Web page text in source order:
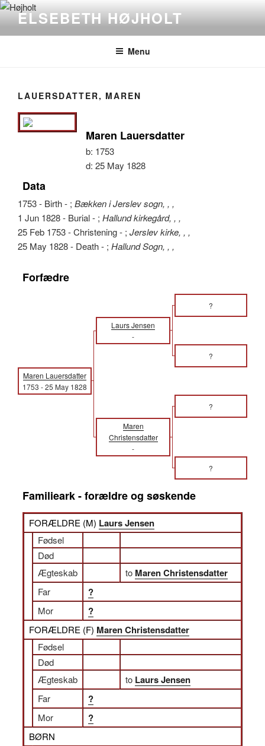
Videre
indhold
ELSEBETH HØJHOLT
Menu
LAUERSDATTER, MAREN
Maren Lauersdatter
b: 1753
d: 25 May 1828
Data
1753 - Birth - ; Bækken i Jerslev sogn, , ,
1 Jun 1828 - Burial - ; Hallund kirkegård, , ,
25 Feb 1753 - Christening - ; Jerslev kirke, , ,
25 May 1828 - Death - ; Hallund Sogn, , ,
Forfædre
?
Laurs Jensen
-
?
Maren Lauersdatter
1753 -25 May 1828
?
Maren
Christensdatter
-
?
Familieark - forældre og søskende
FORÆLDRE (M) Laurs Jensen
Fødsel
Død
Ægteskab
to Maren Christensdatter
Far ?
Mor ?
FORÆLDRE (F) Maren Christensdatter
Fødsel
Død
Ægteskab
to Laurs Jensen
Far ?
Mor ?
BØRN